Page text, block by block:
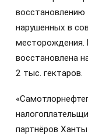
восстановлению
нарушенных в
месторождения.
восстановлена
2 тыс. гектаров.
партнёров